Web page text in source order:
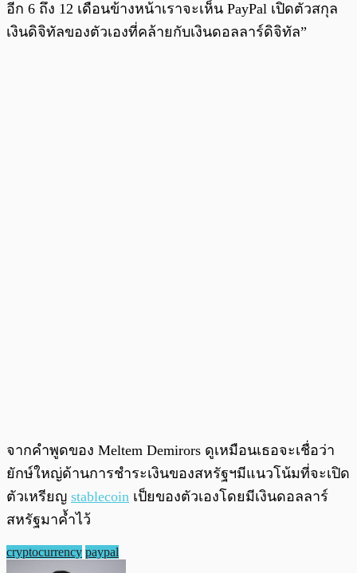
อีก 6 ถึง 12 เดือนข้างหน้าเราจะเห็น PayPal เปิดตัวสกุล
เงินดิจิทัลของตัวเองที่คล้ายกับเงินดอลลาร์ดิจิทัล”
จากคำพูดของ Meltem Demirors ดูเหมือนเธอจะเชื่อว่า
ยักษ์ใหญ่ด้านการชำระเงินของสหรัฐฯมีแนวโน้มที่จะเปิด
ตัวเหรียญ stablecoin เป็ยของตัวเองโดยมีเงินดอลลาร์
สหรัฐมาค้ำไว้
cryptocurrency paypal